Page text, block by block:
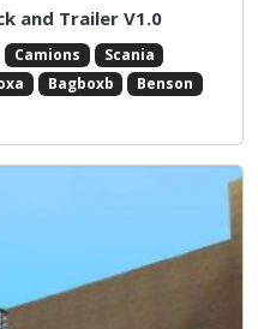
and Trailer V1.0
Camions
Scania
Bagboxb
Benson